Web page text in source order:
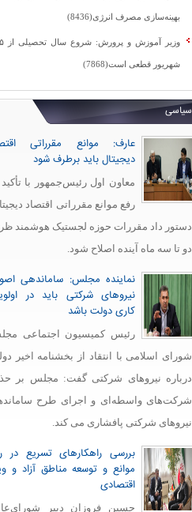
بهینه‌سازی مصرف انرژی(8436)
وزیر آموزش و
شهریور قطعی است(7868)
سیاسی
عارف: موانع مقرراتی
دیجیتال باید برطرف شود
معاون اول رئیس‌جمهور با تأکید
رفع موانع مقرراتی اقتصاد
دستور داد مقررات حوزه لجستیک هوشمند
دو تا سه ماه آینده اصلاح شود.
نماینده مجلس: ساماندهی
نیروهای شرکتی باید در
کاری دولت باشد
رئیس کمیسیون اجتماعی
شورای اسلامی با انتقاد از بخشنامه اخیر
درباره نیروهای شرکتی گفت: مجلس بر
شرکت‌های واسطه‌ای و اجرای طرح
نیروهای شرکتی پافشاری می کند.
بررسی راهکارهای تسریع در
موانع و توسعه مناطق آزاد و
اقتصادی
حسین فروزان دبیر